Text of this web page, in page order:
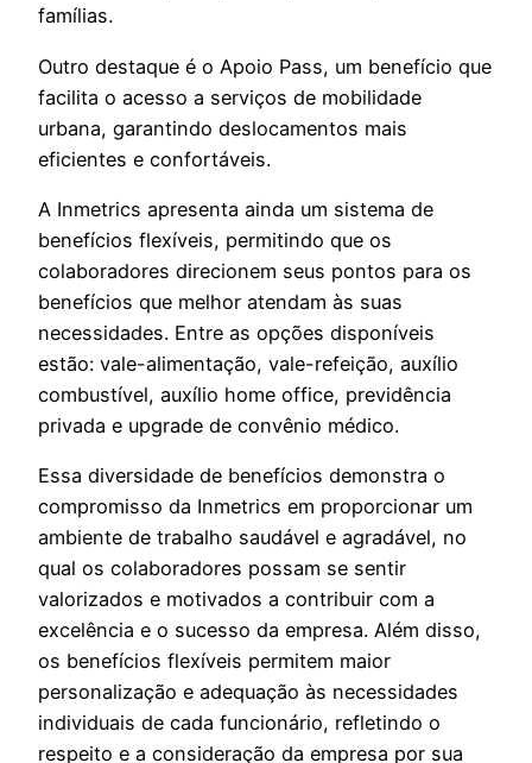
famílias.
Outro destaque é o Apoio Pass, um benefício que
facilita o acesso a serviços de mobilidade
urbana, garantindo deslocamentos mais
eficientes e confortáveis.
A Inmetrics apresenta ainda um sistema de
benefícios flexíveis, permitindo que os
colaboradores direcionem seus pontos para os
benefícios que melhor atendam às suas
necessidades. Entre as opções disponíveis
estão: vale-alimentação, vale-refeição, auxílio
combustível, auxílio home office, previdência
privada e upgrade de convênio médico.
Essa diversidade de benefícios demonstra o
compromisso da Inmetrics em proporcionar um
ambiente de trabalho saudável e agradável, no
qual os colaboradores possam se sentir
valorizados e motivados a contribuir com a
excelência e o sucesso da empresa. Além disso,
os benefícios flexíveis permitem maior
personalização e adequação às necessidades
individuais de cada funcionário, refletindo o
respeito e a consideração da empresa por sua